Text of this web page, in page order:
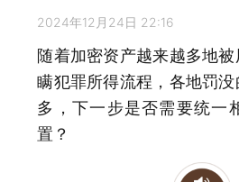
2024年12月24日 22:16
随着加密资产越来越多地
瞒犯罪所得流程，各地罚
多，下一步是否需要统一
置？